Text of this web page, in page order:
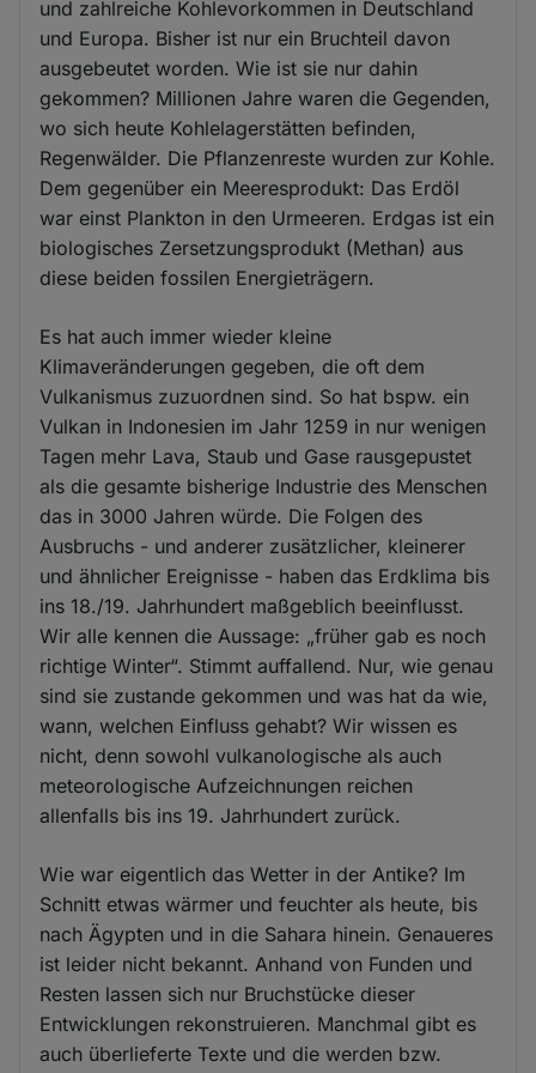
und zahlreiche Kohlevorkommen in Deutschland
und Europa. Bisher ist nur ein Bruchteil davon
ausgebeutet worden. Wie ist sie nur dahin
gekommen? Millionen Jahre waren die Gegenden,
wo sich heute Kohlelagerstätten befinden,
Regenwälder. Die Pflanzenreste wurden zur Kohle.
Dem gegenüber ein Meeresprodukt: Das Erdöl
war einst Plankton in den Urmeeren. Erdgas ist ein
biologisches Zersetzungsprodukt (Methan) aus
diese beiden fossilen Energieträgern.
Es hat auch immer wieder kleine
Klimaveränderungen gegeben, die oft dem
Vulkanismus zuzuordnen sind. So hat bspw. ein
Vulkan in Indonesien im Jahr 1259 in nur wenigen
Tagen mehr Lava, Staub und Gase rausgepustet
als die gesamte bisherige Industrie des Menschen
das in 3000 Jahren würde. Die Folgen des
Ausbruchs - und anderer zusätzlicher, kleinerer
und ähnlicher Ereignisse - haben das Erdklima bis
ins 18./19. Jahrhundert maßgeblich beeinflusst.
Wir alle kennen die Aussage: „früher gab es noch
richtige Winter“. Stimmt auffallend. Nur, wie genau
sind sie zustande gekommen und was hat da wie,
wann, welchen Einfluss gehabt? Wir wissen es
nicht, denn sowohl vulkanologische als auch
meteorologische Aufzeichnungen reichen
allenfalls bis ins 19. Jahrhundert zurück.
Wie war eigentlich das Wetter in der Antike? Im
Schnitt etwas wärmer und feuchter als heute, bis
nach Ägypten und in die Sahara hinein. Genaueres
ist leider nicht bekannt. Anhand von Funden und
Resten lassen sich nur Bruchstücke dieser
Entwicklungen rekonstruieren. Manchmal gibt es
auch überlieferte Texte und die werden bzw.